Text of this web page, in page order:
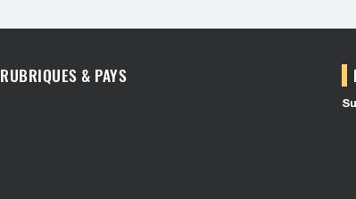
RUBRIQUES & PAYS